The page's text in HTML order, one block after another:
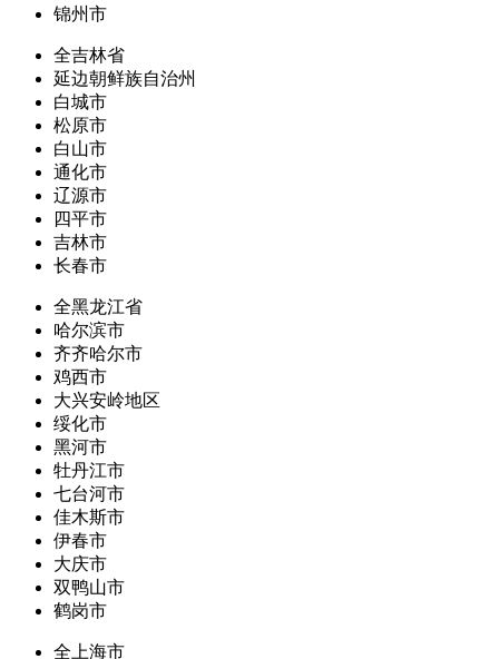
锦州市
全吉林省
延边朝鲜族自治州
白城市
松原市
白山市
通化市
辽源市
四平市
吉林市
长春市
全黑龙江省
哈尔滨市
齐齐哈尔市
鸡西市
大兴安岭地区
绥化市
黑河市
牡丹江市
七台河市
佳木斯市
伊春市
大庆市
双鸭山市
鹤岗市
全上海市